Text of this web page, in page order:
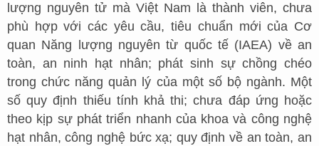
lượng nguyên tử mà Việt Nam là thành viên, chưa
phù hợp với các yêu cầu, tiêu chuẩn mới của Cơ
quan Năng lượng nguyên từ quốc tế (IAEA) về an
toàn, an ninh hạt nhân; phát sinh sự chồng chéo
trong chức năng quản lý của một số bộ ngành. Một
số quy định thiếu tính khả thi; chưa đáp ứng hoặc
theo kịp sự phát triển nhanh của khoa và công nghệ
hạt nhân, công nghệ bức xạ; quy định về an toàn, an